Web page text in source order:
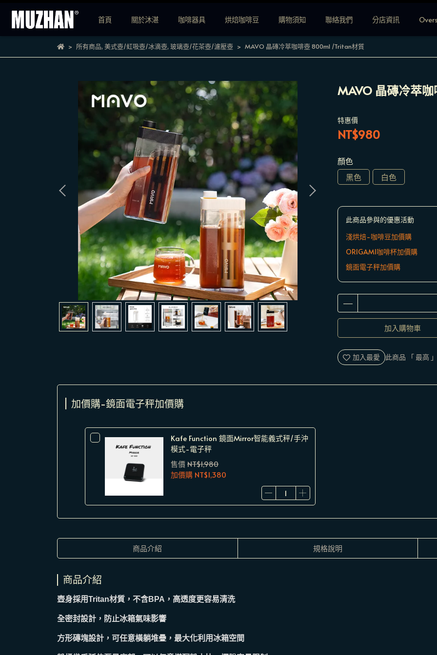
首頁 關於沐湛 咖啡器具 烘焙咖啡豆 購物須知 聯絡我們 分店資訊
所有商品, 美式壺/虹吸壺/冰滴壺, 玻璃壺/花茶壺/濾壓壺 MAVO 晶磚冷萃咖啡壺 800ml /Tritan材質
MAVO 晶磚冷萃
特惠價
NT$980
顏色
黑色
白色
此商品參與的優惠活動
淺烘焙-咖啡豆加價購
ORIGAMI咖啡杯加價購
鏡面電子秤加價購
加入購物車
加入最愛 此商品 「 最高
加價購-鏡面電子秤加價購
Kafe Function 鏡面Mirror智能義式秤/手沖
模式-電子秤
售價NT$1,980
加價購 NT$1,380
商品介紹 規格說明
商品介紹
壺身採用Tritan材質，不含BPA，高透度更容易清洗
全密封設計，防止冰箱氣味影響
方形磚塊設計，可任意橫躺堆疊，最大化利用冰箱空間